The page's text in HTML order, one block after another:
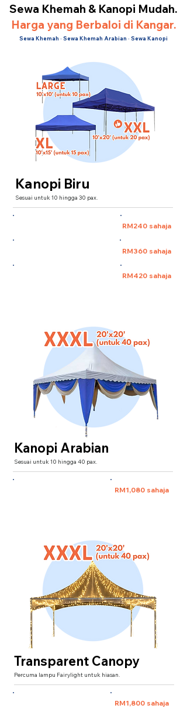
Sewa Khemah & Kanopi Mudah.
Harga yang Berbaloi di Kangar.
Sewa Khemah · Sewa Khemah Arabian · Sewa Kanopi
Kanopi Biru
Sesuai untuk 10 hingga 30 pax.
RM240 sahaja
RM360 sahaja
RM420 sahaja
Kanopi Arabian
Sesuai untuk 10 hingga 40 pax.
RM1,080 sahaja
Transparent Canopy
Percuma lampu Fairylight untuk hiasan.
RM1,800 sahaja